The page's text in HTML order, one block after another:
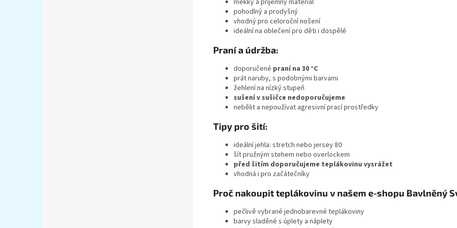
pohodlný a prodyšný
vhodný pro celoroční nošení
ideální na oblečení pro děti i dospělé
Praní a údržba:
doporučené praní na 30 °C
prát naruby, s podobnými barvami
žehlení na nízký stupeň
sušení v sušičce nedoporučujeme
nebělit a nepoužívat agresivní prací prostředky
Tipy pro šití:
ideální jehla: stretch nebo jersey 80
šít pružným stehem nebo overlockem
před šitím doporučujeme teplákovinu vysrážet
vhodná i pro začátečníky
Proč nakoupit teplákovinu v našem e-shopu Bavlněný
pečlivě vybrané jednobarevné teplákoviny
barvy sladěné s úplety a náplety